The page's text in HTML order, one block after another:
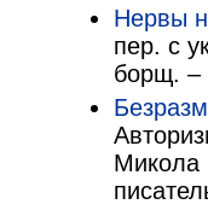
Нервы
пер. с
борщ. –
Микола